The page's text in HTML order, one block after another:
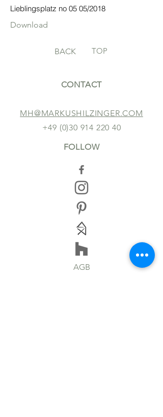
Lieblingsplatz no 05 05/2018
Download
BACK TOP
CONTACT
MH@MARKUSHILZINGER.COM
+49 (0)30 914 220 40
FOLLOW
AGB